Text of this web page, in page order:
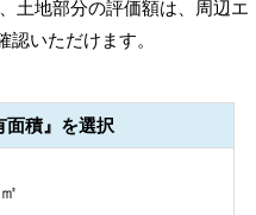
土地部分の評価額は、周辺エ
認いただけます。
面積』を選択
㎡